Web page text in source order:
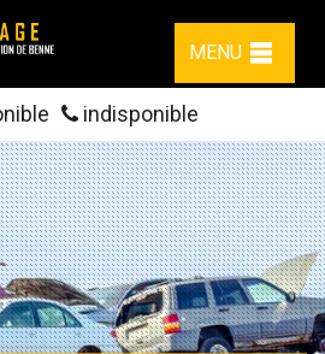
MENU
indisponible